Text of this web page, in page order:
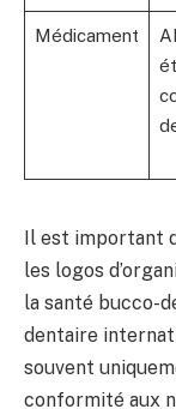
Médicament
Il est important
les logos
la santé bucco-
dentaire
souvent
conformité aux